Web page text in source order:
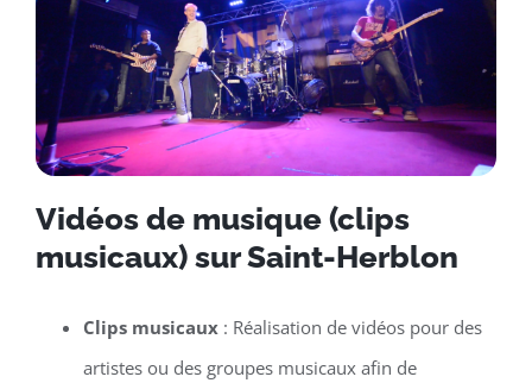
Vidéos de musique (clips
musicaux) sur Saint-Herblon
Clips musicaux: Réalisation de vidéos pour des
artistes ou des groupes musicaux afin de